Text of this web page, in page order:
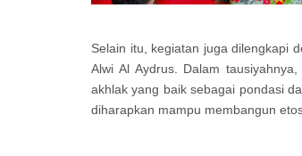
Selain itu, kegiatan juga dilengkapi
Alwi Al Aydrus. Dalam
akhlak yang baik sebagai pondasi
diharapkan mampu membangun